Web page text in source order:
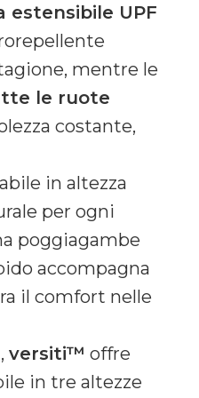
estensibile UPF
mentre le
le ruote
costante,
in altezza
per ogni
poggiagambe
accompagna
il comfort nelle
versiti™ offre
in tre altezze